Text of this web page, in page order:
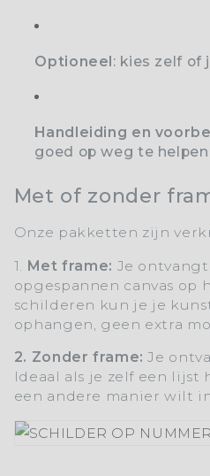
Optioneel: kies zelf of
Handleiding en
goed op weg te helpen
Met of zonder
Onze pakketten zijn
1. Met frame: Je
opgespannen canvas op
schilderen kun je je
ophangen, geen extra
2. Zonder frame: Je
Ideaal als je zelf een
een andere manier wilt